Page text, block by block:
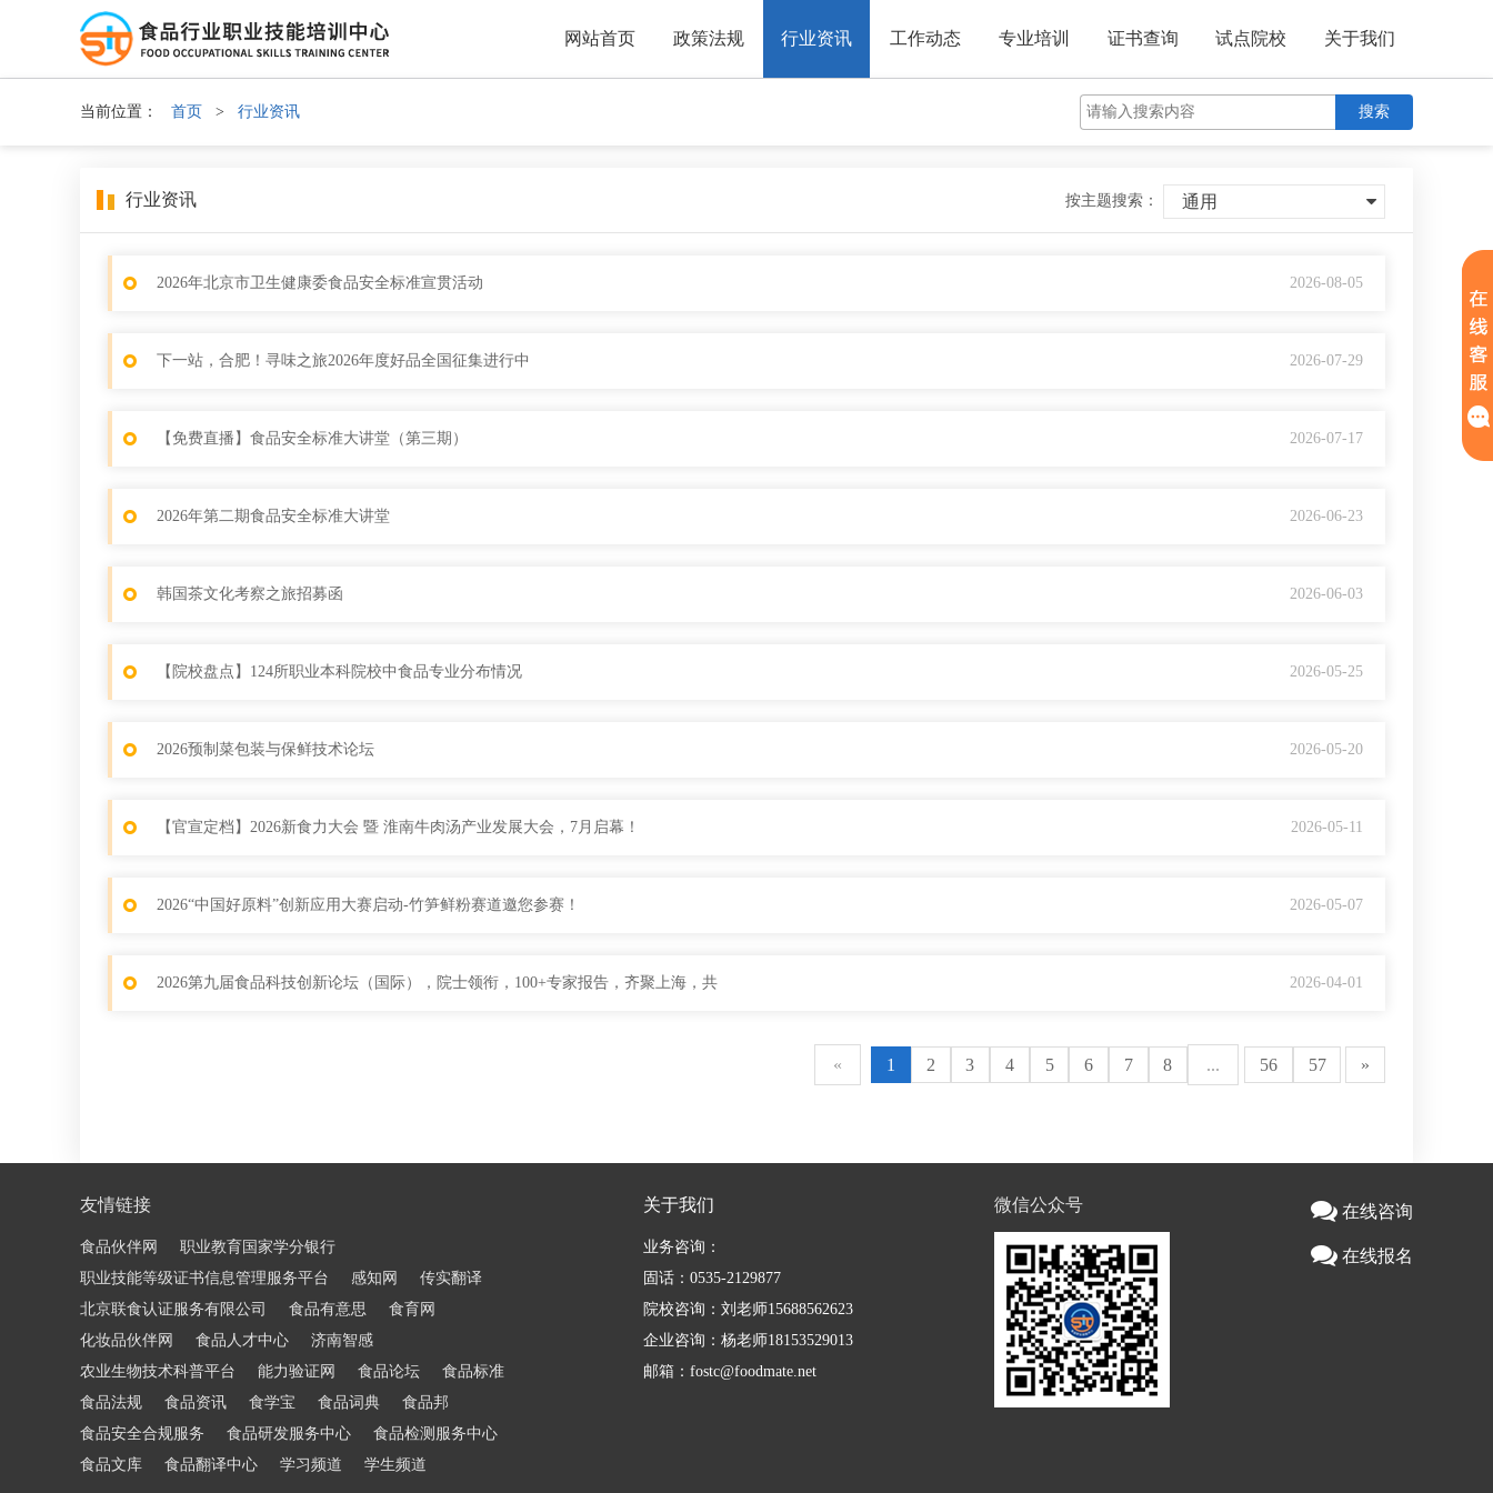
网站首页 政策法规 行业资讯 工作动态 专业培训 证书查询 试点院校 关于我们
当前位置： 首页 > 行业资讯 搜索
按主题搜索： 通用
行业资讯
2026-08-05
2026年北京市卫生健康委食品安全标准宣贯活动
2026-07-29
下一站，合肥！寻味之旅2026年度好品全国征集进行中
2026-07-17
【免费直播】食品安全标准大讲堂（第三期）
2026-06-23
2026年第二期食品安全标准大讲堂
2026-06-03
韩国茶文化考察之旅招募函
2026-05-25
【院校盘点】124所职业本科院校中食品专业分布情况
2026-05-20
2026预制菜包装与保鲜技术论坛
2026-05-11
【官宣定档】2026新食力大会 暨 淮南牛肉汤产业发展大会，7月启幕！
2026-05-07
2026“中国好原料”创新应用大赛启动-竹笋鲜粉赛道邀您参赛！
2026-04-01
2026第九届食品科技创新论坛（国际），院士领衔，100+专家报告，齐聚上海，共
« 1 2 3 4 5 6 7 8 ... 56 57 »
友情链接
食品伙伴网
职业教育国家学分银行
职业技能等级证书信息管理服务平台
感知网
传实翻译
北京联食认证服务有限公司
食品有意思
食育网
化妆品伙伴网
食品人才中心
济南智感
农业生物技术科普平台
能力验证网 食品论坛
食品标准
食品法规
食品资讯 食学宝 食品词典
食品邦
食品安全合规服务
食品研发服务中心
食品检测服务中心
食品文库
食品翻译中心 学习频道 学生频道
关于我们
业务咨询：
固话：0535-2129877
院校咨询：刘老师15688562623
企业咨询：杨老师18153529013
邮箱：fostc@foodmate.net
微信公众号 在线咨询
在线报名